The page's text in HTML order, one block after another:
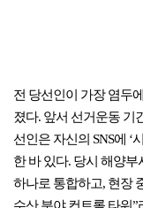
전 당선인이 가장 염두
졌다. 앞서 선거운동 기
선인은 자신의 SNS에 ‘
한 바 있다. 당시 해양
하나로 통합하고, 현장